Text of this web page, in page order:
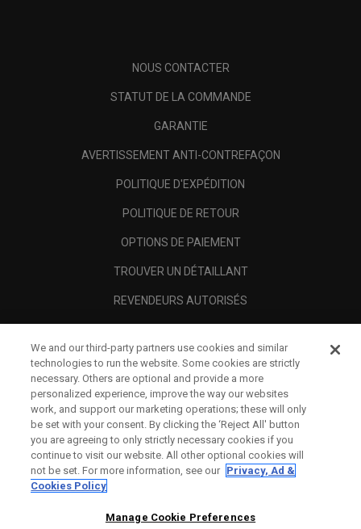
NOUS CONTACTER
STATUT DE LA COMMANDE
GARANTIE
AVERTISSEMENT ANTI-CONTREFAÇON
POLITIQUE D'EXPÉDITION
POLITIQUE DE RETOUR
OPTIONS DE PAIEMENT
TROUVER UN DÉTAILLANT
REVENDEURS AUTORISÉS
A PROPOS
MENTIONS LÉGALES
We and our third-party partners use cookies and similar
technologies to run the website. Some cookies are strictly
necessary. Others are optional and provide a more
personalized experience, improve the way our websites
work, and support our marketing operations; these will only
be set with your consent. By clicking the ‘Reject All' button
you are agreeing to only strictly necessary cookies if you
continue to visit our website. All other optional cookies will
not be set. For more information, see our Privacy, Ad &
Cookies Policy
Manage Cookie Preferences